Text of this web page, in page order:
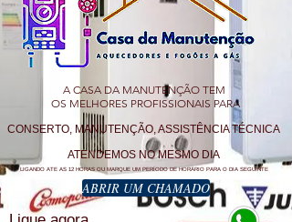
A CASA DA MANUTENÇÃO TEM
OS MELHORES PROFISSIONAIS PARA
CONSERTO, MANUTENÇÃO, ASSISTÊNCIA TÉCNICA
ATENDEMOS NO MESMO DIA
LIGANDO ATE AS 12 HORAS OU MARQUE UM PERÍODO DE HORÁRIO PARA O DIA SEGUINTE
ABRIR UM CHAMADO